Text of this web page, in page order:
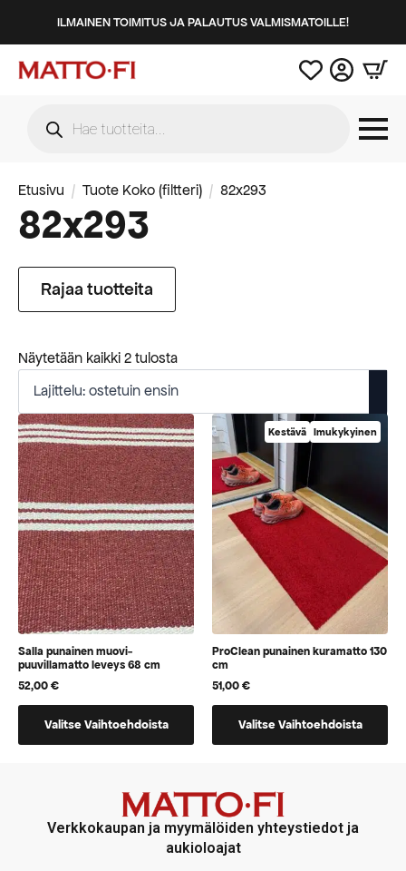
ILMAINEN TOIMITUS JA PALAUTUS VALMISMATOILLE!
search
Etusivu Tuote Koko (filtteri) 82x293
82x293
Rajaa tuotteita
Näytetään kaikki 2 tulostaSuosituimmat
Salla punainen muovi-
puuvillamatto leveys 68 cm
52,00€
Valitse Vaihtoehdoista
voidaan
Kestävä Imukykyinen
ProClean punainen kuramatto 130
cm
51,00€
Valitse Vaihtoehdoista
jotka
voidaan
valita
tuotteen
Verkkokaupan ja myymälöiden yhteystiedot ja
aukioloajat